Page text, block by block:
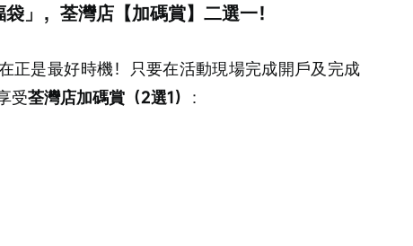
」，荃灣店【加碼賞】二選一！
正是最好時機！只要在活動現場完成開戶及完成
受荃灣店加碼賞（2選1） ：